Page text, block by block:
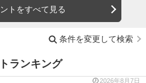
トをすべて見る
条件を変更して検索
ランキング
2026年8月7日